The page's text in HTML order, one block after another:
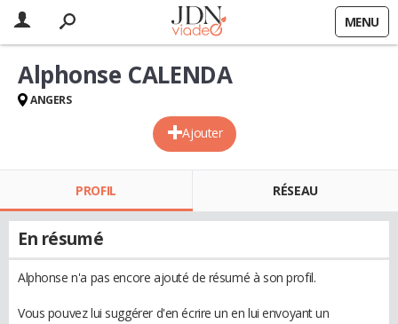
MENU
Ajouter
Alphonse CALENDA
ANGERS
PROFIL RÉSEAU
En résumé
Alphonse n'a pas encore ajouté de résumé à son profil.
Vous pouvez lui suggérer d'en écrire un en lui envoyant un